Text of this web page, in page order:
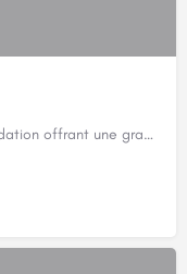
Couche-Tard est un magasin d’accommodation offrant une grande variété de produits pour les gens pressés.…